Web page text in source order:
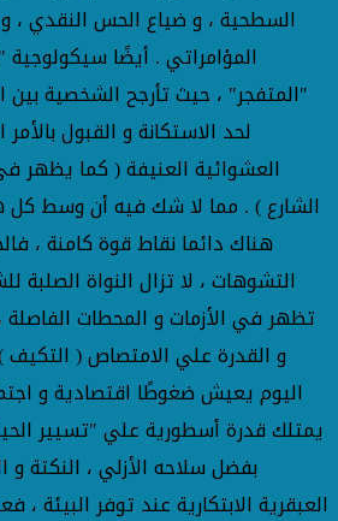
السطحية ، و ضياع الحس النقدي ، و
المؤامراتي . أيضًا
"المتفجر" ، حيث تأرجح الشخصية
لحد الاستكانة و القبول بالأمر
العشوائية العنيفة ( كما يظهر
الشارع ) . مما لا شك فيه أن وسط كل
هناك دائما نقاط قوة كامنة ،
التشوهات ، لا تزال النواة الصلبة
تظهر في الأزمات و المحطات
و القدرة علي الامتصاص ( التكيف
اليوم يعيش ضغوطًا اقتصادية و
يمتلك قدرة أسطورية علي "تسيير
بفضل سلاحه الأزلي ، النكتة
العبقرية الابتكارية عند توفر البيئة